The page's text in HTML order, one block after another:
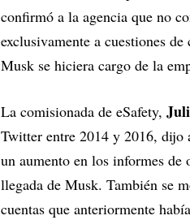
confirmó a la agencia que no
exclusivamente a cuestiones
Musk se hiciera cargo de la
La comisionada de eSafety,
Twitter entre 2014 y 2016, dijo
un aumento en los informes de
llegada de Musk. También se
cuentas que anteriormente